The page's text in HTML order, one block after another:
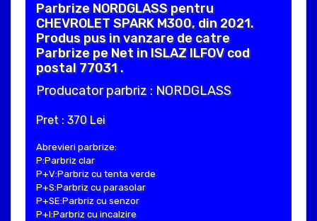
Parbrize NORDGLASS pentru
CHEVROLET SPARK M300, din 2021.
Produs pus in vanzare de catre
Parbrize pe Net in ISLAZ ILFOV cod
postal 77031 .
Producator parbriz : NORDGLASS
Pret : 370 Lei
Abrevieri parbrize:
P:Parbriz clar
P+V:Parbriz cu tenta verde
P+S:Parbriz cu parasolar
P+SE:Parbriz cu senzor
P+I:Parbriz cu incalzire